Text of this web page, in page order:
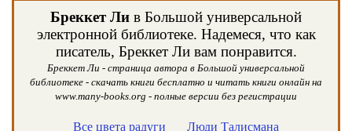
Бреккет Ли в Большой универсальной
электронной библиотеке. Надемеся, что как
писатель, Бреккет Ли вам понравится.
Бреккет Ли - страница автора в Большой универсальной
библиотеке - скачать книги бесплатно и читать книги онлайн на
www.many-books.org - полные версии без регистрации
Все цвета радуги
Люди Талисмана